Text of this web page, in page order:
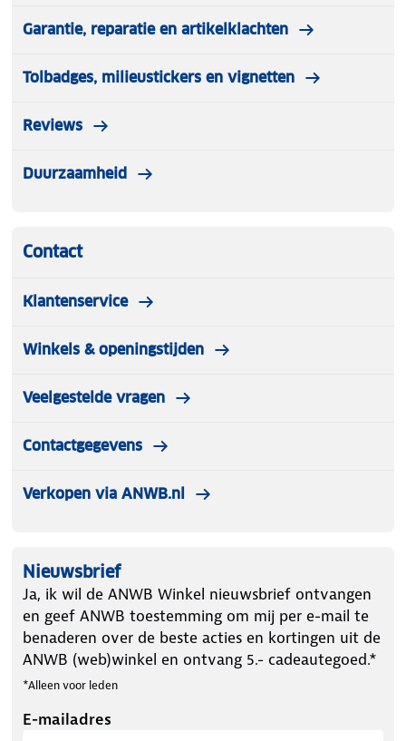
Garantie, reparatie en artikelklachten
Tolbadges, milieustickers en vignetten
Reviews
Duurzaamheid
Contact
Klantenservice
Winkels & openingstijden
Veelgestelde vragen
Contactgegevens
Verkopen via ANWB.nl
Nieuwsbrief
Ja, ik wil de ANWB Winkel nieuwsbrief ontvangen
en geef ANWB toestemming om mij per e-mail te
benaderen over de beste acties en kortingen uit de
ANWB (web)winkel en ontvang 5.- cadeautegoed.*
*Alleen voor leden
E-mailadres